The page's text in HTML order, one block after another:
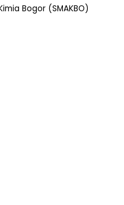
Bogor (SMAKBO)